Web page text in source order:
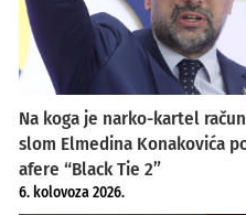
Na koga je narko-kartel
slom Elmedina Konakovića
afere “Black Tie 2”
6. kolovoza 2026.